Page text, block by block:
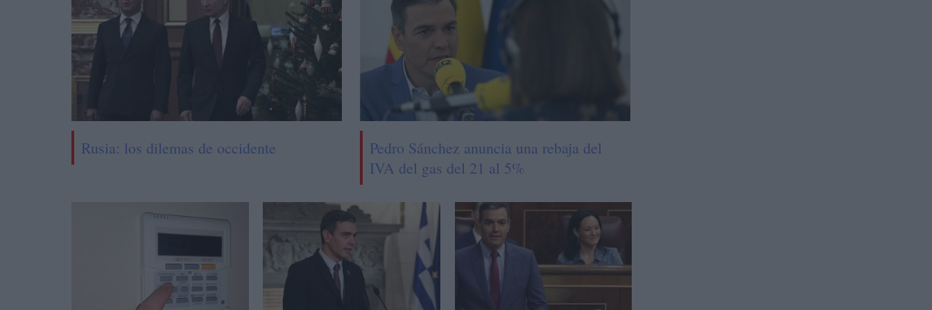
Rusia: los dilemas de occidente
Pedro Sánchez anuncia una rebaja del
IVA del gas del 21 al 5%